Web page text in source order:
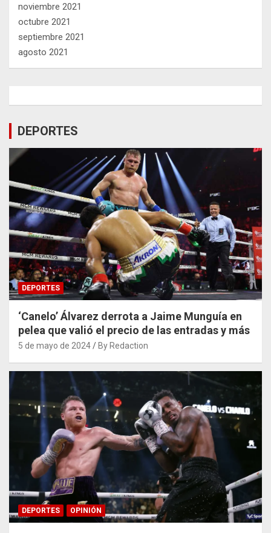
noviembre 2021
octubre 2021
septiembre 2021
agosto 2021
DEPORTES
DEPORTES
‘Canelo’ Álvarez derrota a Jaime Munguía en
pelea que valió el precio de las entradas y más
5 de mayo de 2024 By Redaction
DEPORTES OPINIÓN